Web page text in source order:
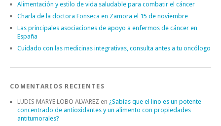
Alimentación y estilo de vida saludable para combatir el cáncer
Charla de la doctora Fonseca en Zamora el 15 de noviembre
Las principales asociaciones de apoyo a enfermos de cáncer en
España
Cuidado con las medicinas integrativas, consulta antes a tu oncólogo
COMENTARIOS RECIENTES
LUDIS MARYE LOBO ALVAREZ en ¿Sabías que el lino es un potente
concentrado de antioxidantes y un alimento con propiedades
antitumorales?